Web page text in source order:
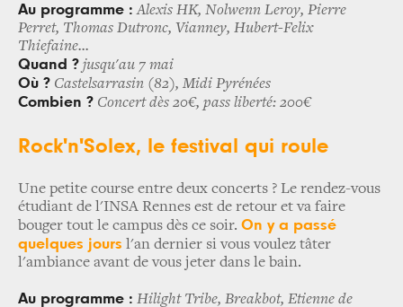
Au programme : Alexis HK, Nolwenn Leroy, Pierre
Perret, Thomas Dutronc, Vianney, Hubert-Felix
Thiefaine...
Quand ? jusqu'au 7 mai
Où ? Castelsarrasin (82), Midi Pyrénées
Combien ? Concert dès 20€, pass liberté: 200€
Rock'n'Solex, le festival qui roule
Une petite course entre deux concerts ? Le rendez-vous
étudiant de l'INSA Rennes est de retour et va faire
bouger tout le campus dès ce soir. On y a passé
quelques jours l'an dernier si vous voulez tâter
l'ambiance avant de vous jeter dans le bain.
Au programme : Hilight Tribe, Breakbot, Etienne de